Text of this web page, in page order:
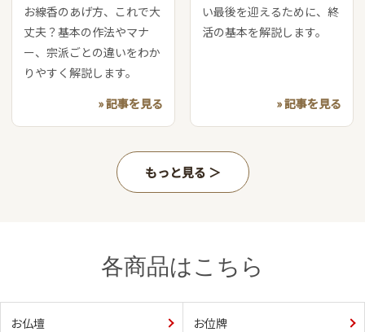
お線香のあげ方、これで大
丈夫？基本の作法やマナ
ー、宗派ごとの違いをわか
りやすく解説します。
» 記事を見る
い最後を迎えるために、終
活の基本を解説します。
» 記事を見る
もっと見る
各商品はこちら
お仏壇 お位牌